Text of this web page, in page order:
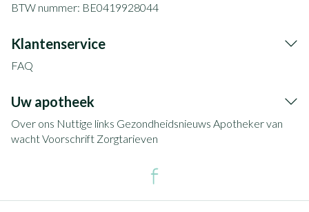
BTW nummer: BE0419928044
Klantenservice
FAQ
Uw apotheek
Over ons Nuttige links Gezondheidsnieuws Apotheker van
wachtVoorschrift Zorgtarieven